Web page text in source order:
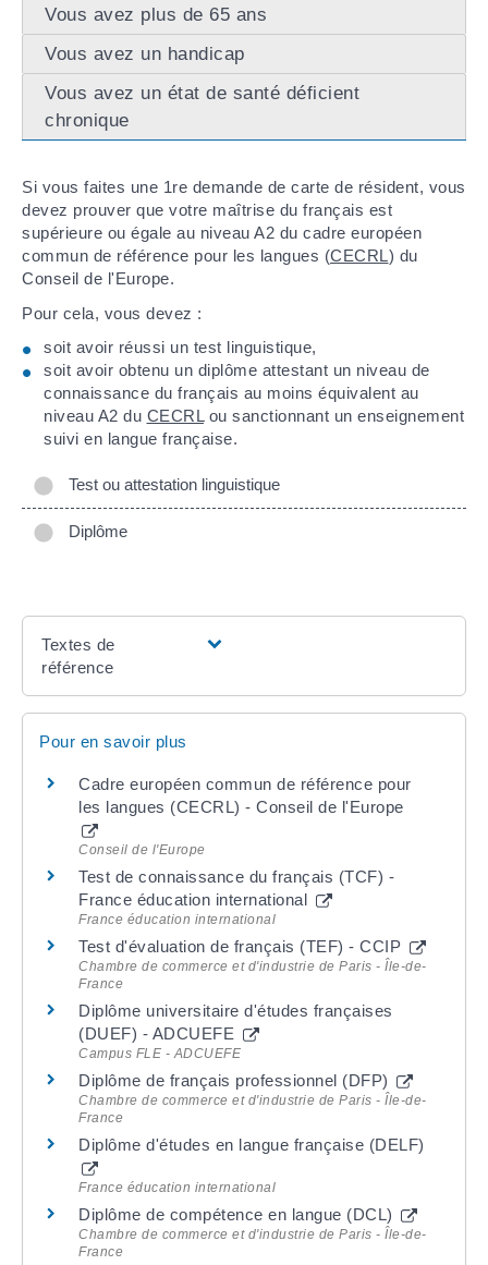
Vous avez plus de 65 ans
Vous avez un handicap
Vous avez un état de santé déficient
chronique
Si vous faites une 1re demande de carte de résident, vous
devez prouver que votre maîtrise du français est
supérieure ou égale au niveau A2 du cadre européen
commun de référence pour les langues (CECRL) du
Conseil de l'Europe.
Pour cela, vous devez :
soit avoir réussi un test linguistique,
soit avoir obtenu un diplôme attestant un niveau de
connaissance du français au moins équivalent au
niveau A2 du CECRL ou sanctionnant un enseignement
suivi en langue française.
Test ou attestation linguistique
Diplôme
Textes de
référence
Pour en savoir plus
Cadre européen commun de référence pour
les langues (CECRL) - Conseil de l'Europe
Conseil de l'Europe
Test de connaissance du français (TCF) -
France éducation international
France éducation international
Test d'évaluation de français (TEF) - CCIP
Chambre de commerce et d'industrie de Paris - Île-de-
France
Diplôme universitaire d'études françaises
(DUEF) - ADCUEFE
Campus FLE - ADCUEFE
Diplôme de français professionnel (DFP)
Chambre de commerce et d'industrie de Paris - Île-de-
France
Diplôme d'études en langue française (DELF)
France éducation international
Diplôme de compétence en langue (DCL)
Chambre de commerce et d'industrie de Paris - Île-de-
France